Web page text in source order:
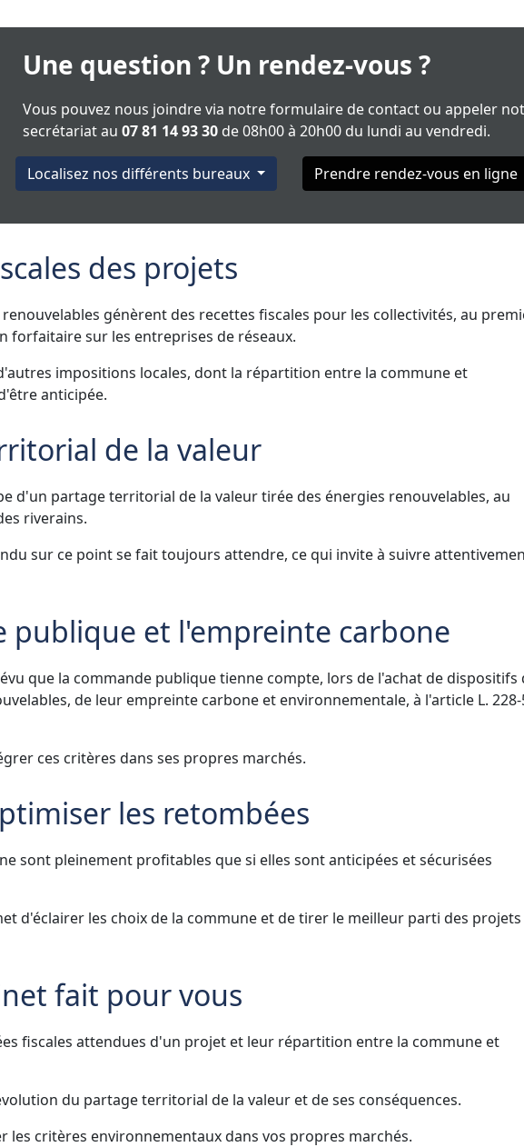
Une question ? Un rendez-vous ?
Vous pouvez nous joindre via notre formulaire de contact ou appeler
secrétariat au 07 81 14 93 30de 08h00 à 20h00 du lundi au vendredi.
Localisez nos différents bureaux Prendre rendez-vous en ligne
des projets
génèrent des recettes fiscales pour les collectivités, au
forfaitaire sur les entreprises de réseaux.
impositions locales, dont la répartition entre la commune et
anticipée.
de la valeur
d'un partage territorial de la valeur tirée des énergies renouvelables, au
riverains.
sur ce point se fait toujours attendre, ce qui invite à suivre
publique et l'empreinte carbone
que la commande publique tienne compte, lors de l'achat de dispositifs
de leur empreinte carbone et environnementale, à l'article L. 228-
ces critères dans ses propres marchés.
les retombées
sont pleinement profitables que si elles sont anticipées et sécurisées
d'éclairer les choix de la commune et de tirer le meilleur parti des projets
fait pour vous
fiscales attendues d'un projet et leur répartition entre la commune et
du partage territorial de la valeur et de ses conséquences.
les critères environnementaux dans vos propres marchés.